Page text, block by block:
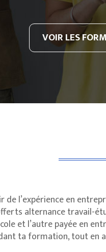
VOIR LES
l’expérience en
alternance travail-
et l’autre payée en
ta formation, tout en